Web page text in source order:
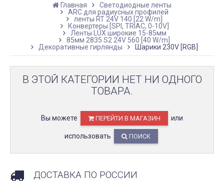
Главная
Светодиодные ленты
ARC для радиусных профилей
ленты RT 24V 140 [22 W/m]
Конвертеры [SPI, TRIAC, 0-10V]
Ленты LUX широкие 15-85мм
85мм 2835 S2 24V 560 [40 W/m]
Декоративные гирлянды
Шарики 230V [RGB]
В ЭТОЙ КАТЕГОРИИ НЕТ НИ ОДНОГО
ТОВАРА.
Вы можете ПЕРЕЙТИ В МАГАЗИН или
использовать ПОИСК
ДОСТАВКА ПО РОССИИ